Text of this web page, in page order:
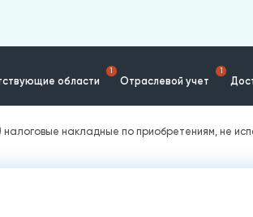
области
1
Отраслевой учет
1
накладные по приобретениям, не